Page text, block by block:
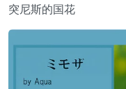
突尼斯的国花